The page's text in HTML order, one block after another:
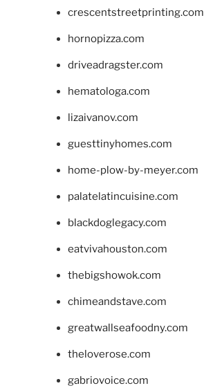
crescentstreetprinting.com
hornopizza.com
driveadragster.com
hematologa.com
lizaivanov.com
guesttinyhomes.com
home-plow-by-meyer.com
palatelatincuisine.com
blackdoglegacy.com
eatvivahouston.com
thebigshowok.com
chimeandstave.com
greatwallseafoodny.com
theloverose.com
gabriovoice.com